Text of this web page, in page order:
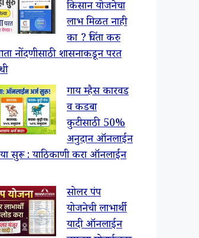
किसान योजनेचा
लाभ मिळत नाही
का ? चिंता करु
नोंदणीसाठी शासनाकडून परत
गाय म्हैस कारवड
व कडबा
कुटीसाठी 50%
अनुदान ऑनलाईन
सुरू : याठिकाणी करा ऑनलाईन
सोलर पंप
योजनेची लाभार्थी
यादी ऑनलाईन